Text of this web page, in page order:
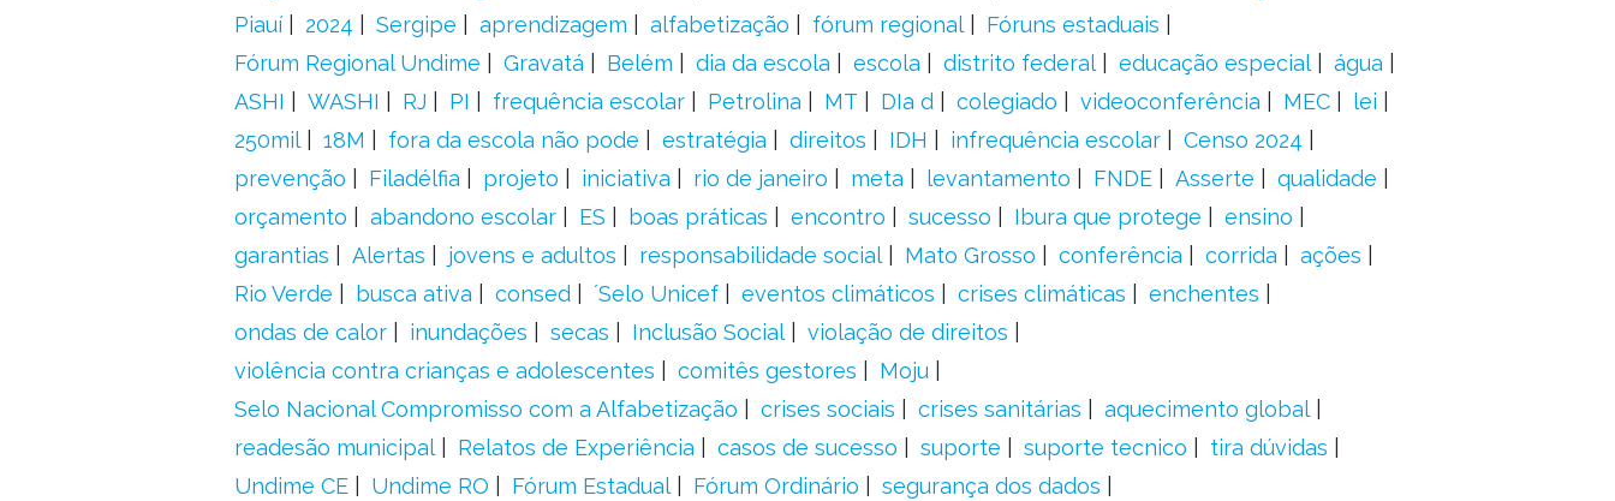
Piauí
2024 Sergipe aprendizagem alfabetização fórum regional
Fóruns estaduais
Fórum Regional Undime
Gravatá Belém dia da escola escola distrito federal educação especial
água
ASHI
WASHI RJ PI frequência escolar Petrolina MT DIa d colegiado videoconferência MEC
lei
250mil
18M fora da escola não pode estratégia direitos IDH infrequência escolar
Censo 2024
prevenção
Filadélfia projeto iniciativa rio de janeiro meta levantamento FNDE Asserte
qualidade
orçamento
abandono escolar ES boas práticas encontro sucesso Ibura que protege
ensino
garantias
Alertas jovens e adultos responsabilidade social Mato Grosso conferência corrida
ações
Rio Verde
busca ativa consed ´Selo Unicef eventos climáticos crises climáticas
enchentes
ondas de calor
inundações secas Inclusão Social
violação de direitos
violência contra crianças e adolescentes
comitês gestores
Moju
Selo Nacional Compromisso com a Alfabetização
crises sociais crises sanitárias
aquecimento global
readesão municipal
Relatos de Experiência casos de sucesso suporte suporte tecnico
tira dúvidas
Undime CE
Undime RO Fórum Estadual Fórum Ordinário
segurança dos dados